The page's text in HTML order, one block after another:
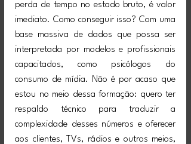
perda de tempo no estado bruto, é valor
imediato. Como conseguir isso? Com uma
base massiva de dados que possa ser
interpretada por modelos e profissionais
capacitados, como psicólogos do
consumo de mídia. Não é por acaso que
estou no meio dessa formação: quero ter
respaldo técnico para traduzir a
complexidade desses números e oferecer
aos clientes, TVs, rádios e outros meios,